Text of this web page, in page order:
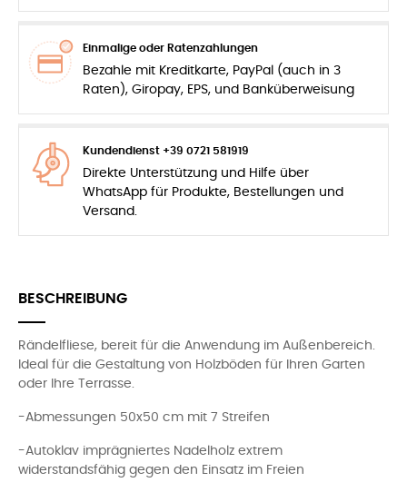
Einmalige oder Ratenzahlungen
Bezahle mit Kreditkarte, PayPal (auch in 3
Raten), Giropay, EPS, und Banküberweisung
Kundendienst +39 0721 581919
Direkte Unterstützung und Hilfe über
WhatsApp für Produkte, Bestellungen und
Versand.
BESCHREIBUNG
Rändelfliese, bereit für die Anwendung im Außenbereich.
Ideal für die Gestaltung von Holzböden für Ihren Garten
oder Ihre Terrasse.
-Abmessungen 50x50 cm mit 7 Streifen
-Autoklav imprägniertes Nadelholz extrem
widerstandsfähig gegen den Einsatz im Freien